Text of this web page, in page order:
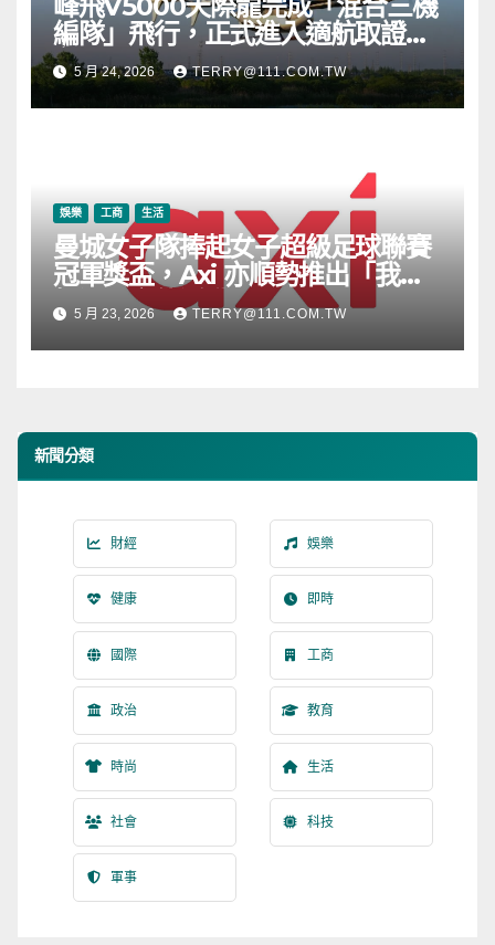
編隊」飛行，正式進入適航取證階
段5 月 24, 2026 TERRY@111.COM.TW
娛樂 工商 生活
曼城女子隊捧起女子超級足球聯賽
冠軍獎盃，Axi 亦順勢推出「我的
根源」宣傳活動
5 月 23, 2026 TERRY@111.COM.TW
新聞分類
財經 娛樂
健康 即時
國際 工商
政治 教育
時尚 生活
社會 科技
軍事